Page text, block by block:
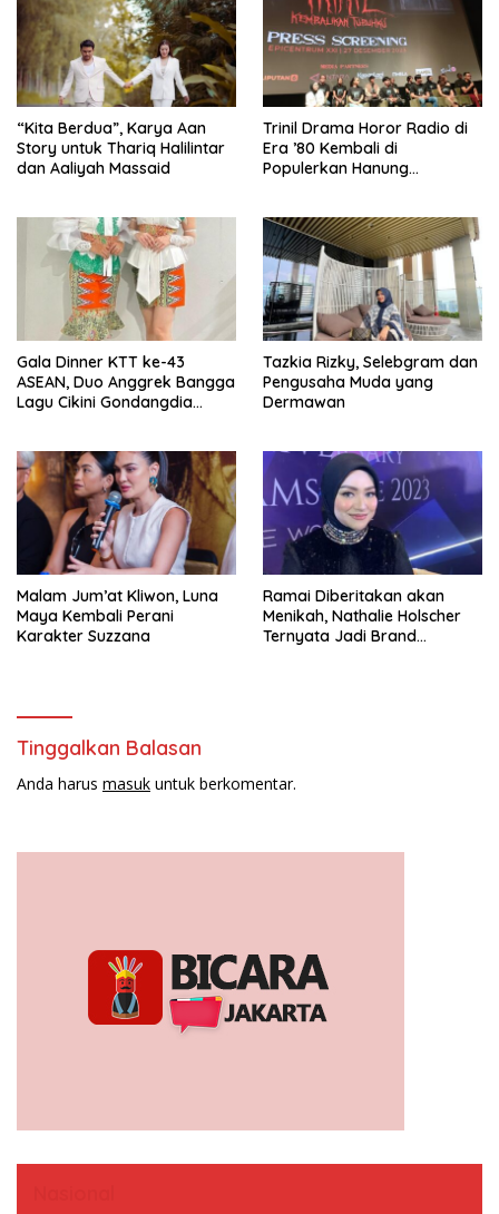
“Kita Berdua”, Karya Aan
Story untuk Thariq Halilintar
dan Aaliyah Massaid
­Trinil Drama Horor Radio di
Era ’80 Kembali di
Populerkan Hanung
Gala Dinner KTT ke-43
ASEAN, Duo Anggrek Bangga
Lagu Cikini Gondangdia
Tazkia Rizky, Selebgram dan
Pengusaha Muda yang
Dermawan
Malam Jum’at Kliwon, Luna
Maya Kembali Perani
Karakter Suzzana
Ramai Diberitakan akan
Menikah, Nathalie Holscher
Ternyata Jadi Brand
Tinggalkan Balasan
Anda harus masuk untuk berkomentar.